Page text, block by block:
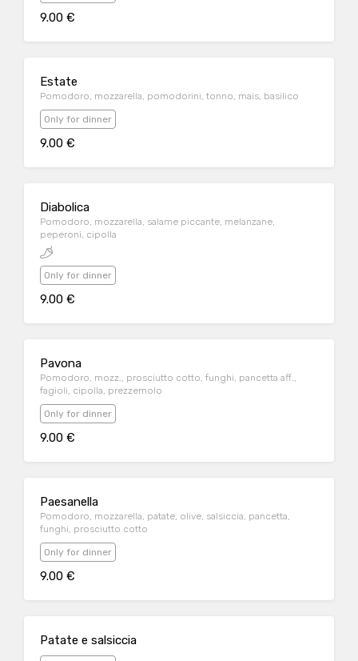
9.00 €
Estate
Pomodoro, mozzarella, pomodorini, tonno, mais, basilico
Only for dinner
9.00 €
Diabolica
Pomodoro, mozzarella, salame piccante, melanzane,
peperoni, cipolla
Only for dinner
9.00 €
Pavona
Pomodoro, mozz., prosciutto cotto, funghi, pancetta aff.,
fagioli, cipolla, prezzemolo
Only for dinner
9.00 €
Paesanella
Pomodoro, mozzarella, patate, olive, salsiccia, pancetta,
funghi, prosciutto cotto
Only for dinner
9.00 €
Patate e salsiccia